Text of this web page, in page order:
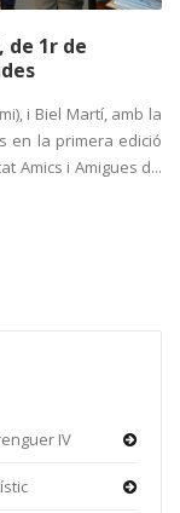
de 1r de
i Biel Martí, amb la
en la primera edició
Amics i Amigues d...
IV